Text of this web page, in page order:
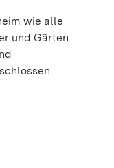
wie alle
und Gärten